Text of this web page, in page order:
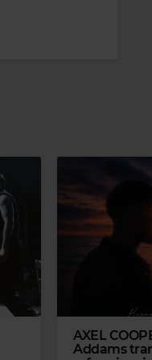
DEEP IS YOUR LOVE
AXEL
Addams